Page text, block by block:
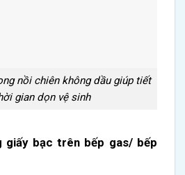
nồi chiên không dầu giúp tiết
gian dọn vệ sinh
giấy bạc trên bếp gas/ bếp